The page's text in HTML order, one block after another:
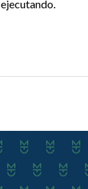
ejecutando.